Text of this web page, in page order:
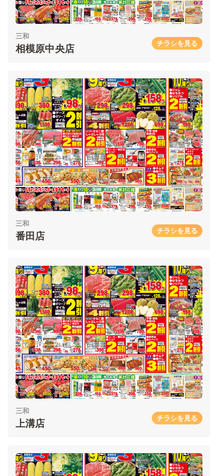
三和
相模原中央店 チラシを見る
三和
番田店 チラシを見る
三和
上溝店 チラシを見る